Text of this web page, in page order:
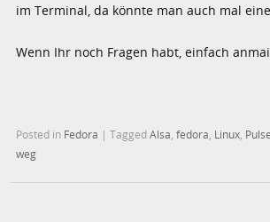
im Terminal, da könnte man auch mal
Wenn Ihr noch Fragen habt, einfach
Posted in Fedora |TaggedAlsa,fedora, Linux,
weg